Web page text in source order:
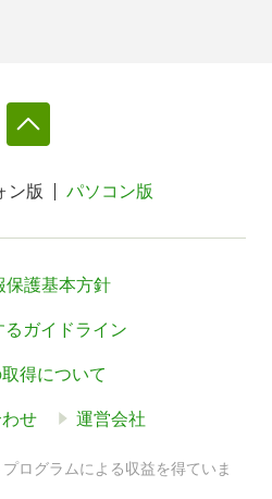
ン版 パソコン版
保護基本方針
ガイドライン
得について
せ 運営会社
ログラムによる収益を得ていま